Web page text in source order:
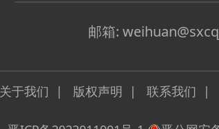
邮箱:
关于我们 | 版权声明 | 联系我们 |